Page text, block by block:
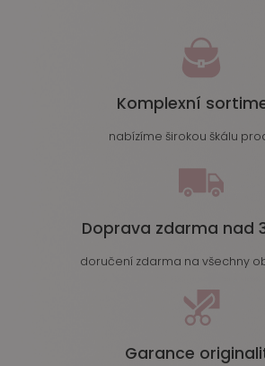
Komplexní
nabízíme širokou škálu
Doprava zdarma nad
doručení zdarma na všechny
Garance